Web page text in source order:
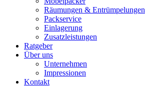
Räumungen & Entrümpelungen
Packservice
Einlagerung
Zusatzleistungen
Ratgeber
Über uns
Unternehmen
Impressionen
Kontakt